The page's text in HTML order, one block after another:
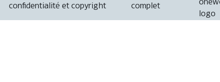
confidentialité et copyright
complet